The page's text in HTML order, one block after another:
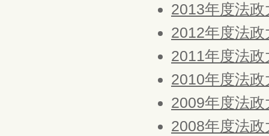
2013年度法
2012年度法
2011年度法
2010年度法
2009年度法
2008年度法